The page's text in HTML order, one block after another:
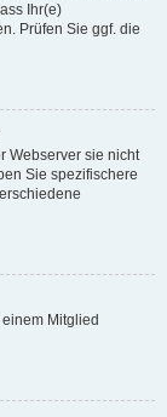
Ihr(e)
Prüfen Sie ggf. die
Webserver sie nicht
Sie spezifischere
Mitglied